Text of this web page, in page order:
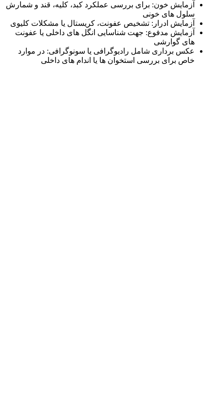
آزمایش خون: برای بررسی عملکرد کبد، کلیه، قند و شمارش
سلول‌ های خونی
آزمایش ادرار: تشخیص عفونت، کریستال یا مشکلات کلیوی
آزمایش مدفوع: جهت شناسایی انگل‌ های داخلی یا عفونت‌
های گوارشی
عکس‌ برداری شامل رادیوگرافی یا سونوگرافی: در موارد
خاص برای بررسی استخوان‌ ها یا اندام‌ های داخلی